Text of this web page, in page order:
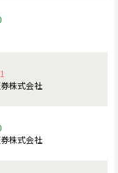
株式会社
株式会社